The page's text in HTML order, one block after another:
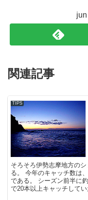
関連記事
TIPS
そろそろ伊勢志摩地方の
る。 今年のキャッチ数は
である。 シーズン前半に
で20本以上キャッチして